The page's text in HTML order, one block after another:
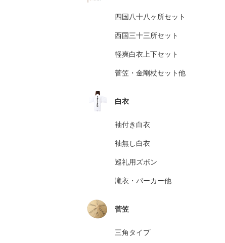
四国八十八ヶ所セット
西国三十三所セット
軽爽白衣上下セット
菅笠・金剛杖セット他
白衣
袖付き白衣
袖無し白衣
巡礼用ズボン
滝衣・パーカー他
菅笠
三角タイプ